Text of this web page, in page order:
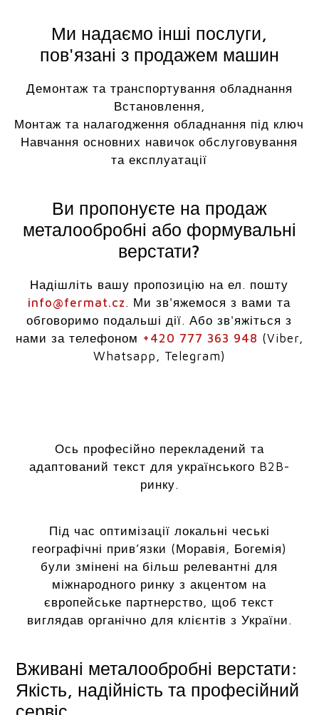
Ми надаємо інші послуги,
пов'язані з продажем машин
Демонтаж та транспортування обладнання
Встановлення,
Монтаж та налагодження обладнання під ключ
Навчання основних навичок обслуговування
та експлуатації
Ви пропонуєте на продаж
металообробні або формувальні
верстати?
Надішліть вашу пропозицію на ел. пошту
info@fermat.cz. Ми зв'яжемося з вами та
обговоримо подальші дії. Або зв'яжіться з
нами за телефоном +420 777 363 948 (Viber,
Whatsapp, Telegram)
Ось професійно перекладений та
адаптований текст для українського B2B-
ринку.
Під час оптимізації локальні чеські
географічні прив’язки (Моравія, Богемія)
були змінені на більш релевантні для
міжнародного ринку з акцентом на
європейське партнерство, щоб текст
виглядав органічно для клієнтів з України.
Вживані металообробні верстати:
Якість, надійність та професійний